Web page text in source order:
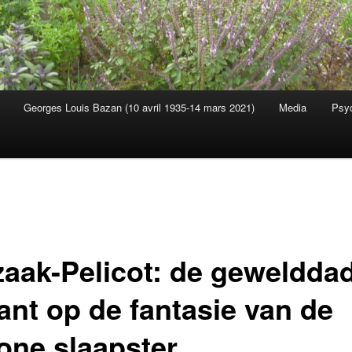
Georges Louis Bazan (10 avril 1935-14 mars 2021) Media
Pelicot: de
op de fantasie van de